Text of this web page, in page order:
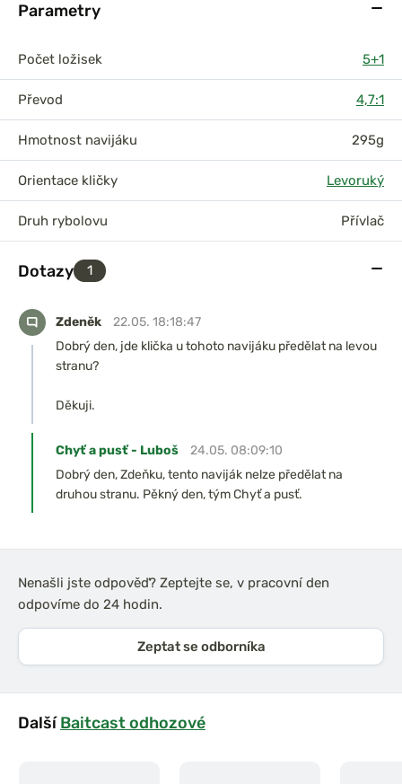
Parametry
Počet ložisek 5+1
Převod 4,7:1
Hmotnost navijáku 295g
Orientace kličky Levoruký
Druh rybolovu Přívlač
Dotazy 1
Zdeněk
22.05. 18:18:47
Dobrý den, jde klička u tohoto navijáku předělat na levou
stranu?
Děkuji.
Chyť a pusť - Luboš
24.05. 08:09:10
Dobrý den, Zdeňku, tento naviják nelze předělat na
druhou stranu. Pěkný den, tým Chyť a pusť.
Nenašli jste odpověď? Zeptejte se, v pracovní den
odpovíme do 24 hodin.
Zeptat se odborníka
DalšíBaitcast odhozové